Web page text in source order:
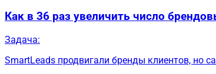
Как в 36 раз увеличить число
Задача:
SmartLeads продвигали бренды клиентов, но